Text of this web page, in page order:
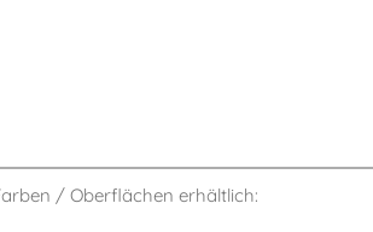
/ Oberflächen erhältlich: